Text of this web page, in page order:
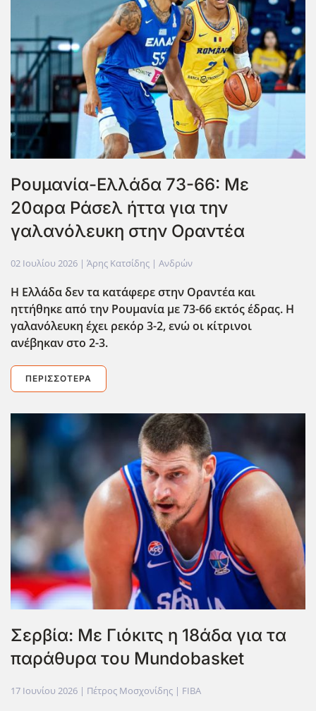
Ρουμανία-Ελλάδα 73-66: Με
20αρα Ράσελ ήττα για την
γαλανόλευκη στην Οραντέα
02 Ιουλίου 2026 | Άρης Κατσίδης | Ανδρών
Η Ελλάδα δεν τα κατάφερε στην Οραντέα και
ηττήθηκε από την Ρουμανία με 73-66 εκτός έδρας. Η
γαλανόλευκη έχει ρεκόρ 3-2, ενώ οι κίτρινοι
ανέβηκαν στο 2-3.
ΠΕΡΙΣΣΌΤΕΡΑ
Σερβία: Με Γιόκιτς η 18άδα για τα
παράθυρα του Mundobasket
17 Ιουνίου 2026 | Πέτρος Μοσχονίδης | FIBA